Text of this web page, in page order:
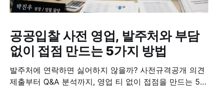
공공입찰 사전 영업, 발주처와 부담
없이 접점 만드는 5가지 방법
발주처에 연락하면 싫어하지 않을까? 사전규격공개 의견
제출부터 Q&A 분석까지, 영업 티 없이 접점을 만드는 5가